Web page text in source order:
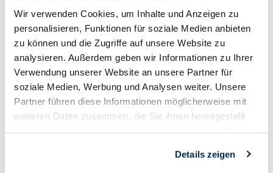
Wir verwenden Cookies, um Inhalte und Anzeigen zu
personalisieren, Funktionen für soziale Medien anbieten
zu können und die Zugriffe auf unsere Website zu
analysieren. Außerdem geben wir Informationen zu Ihrer
Verwendung unserer Website an unsere Partner für
soziale Medien, Werbung und Analysen weiter. Unsere
Partner führen diese Informationen möglicherweise mit
weiteren Daten zusammen, die Sie ihnen bereitgestellt
Details zeigen